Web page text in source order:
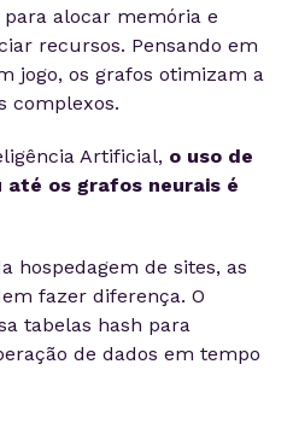
para alocar memória e
recursos. Pensando em
jogo, os grafos otimizam a
complexos.
Artificial, o uso de
até os grafos neurais é
hospedagem de sites, as
fazer diferença. O
tabelas hash para
de dados em tempo